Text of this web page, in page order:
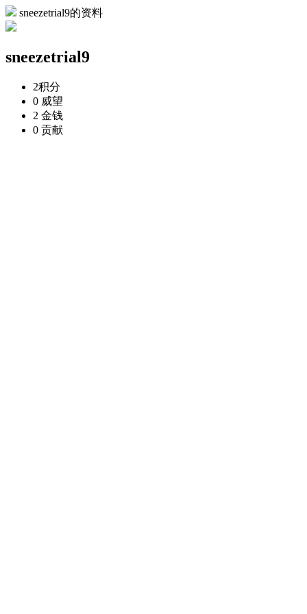
sneezetrial9的资料
sneezetrial9
2积分
0 威望
2 金钱
0 贡献